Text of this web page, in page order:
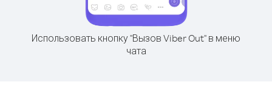
Использовать кнопку "Вызов Viber Out" в меню
чата